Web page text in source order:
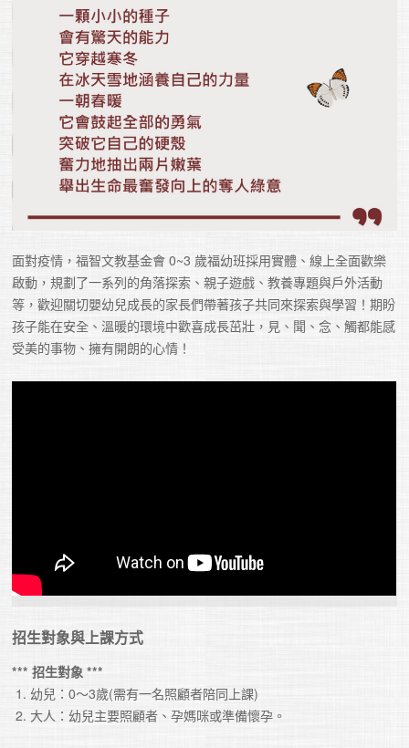
面對疫情，福智文教基金會 0~3 歲福幼班採用實體、線上全面歡樂
啟動，規劃了一系列的角落探索、親子遊戲、教養專題與戶外活動
等，歡迎關切嬰幼兒成長的家長們帶著孩子共同來探索與學習！期盼
孩子能在安全、溫暖的環境中歡喜成長茁壯，見、聞、念、觸都能感
受美的事物、擁有開朗的心情！
招生對象與上課方式
*** 招生對象 ***
2. 大人：幼兒主要照顧者、孕媽咪或準備懷孕。